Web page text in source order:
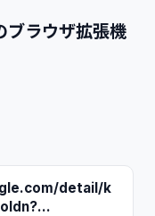
ラウザ拡張機
detail/k